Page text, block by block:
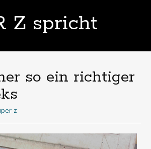
Z spricht
so ein richtiger
z